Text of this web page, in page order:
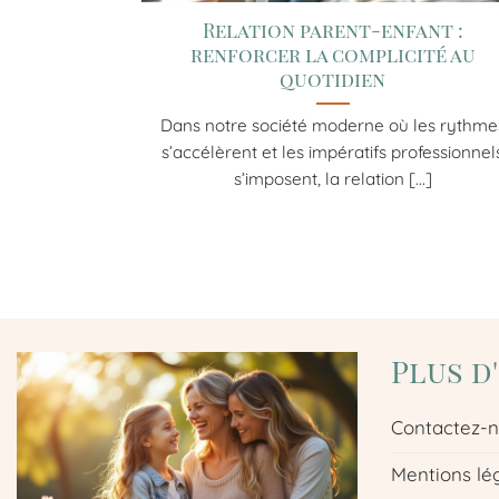
Relation parent-enfant :
renforcer la complicité au
quotidien
Dans notre société moderne où les
s’accélèrent et les impératifs
s’imposent, la relation [...]
Plus
Contactez-
Mentions